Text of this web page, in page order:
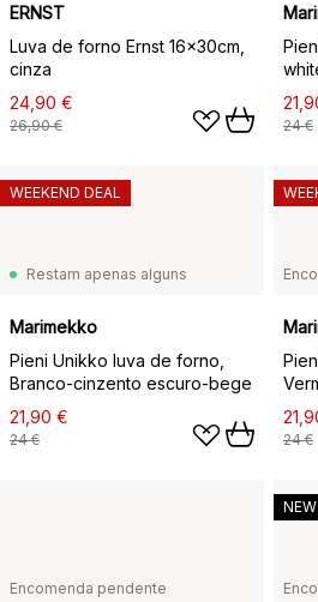
ERNST
Luva de forno Ernst 16x30cm,
cinza
24,90 €
26,90 € 24 €
Restam apenas alguns
Marimekko
Pieni Unikko luva de forno,
Branco-cinzento escuro-bege
21,90 €
24 €
WEEKEND DEAL
24 €
Encomenda pendente